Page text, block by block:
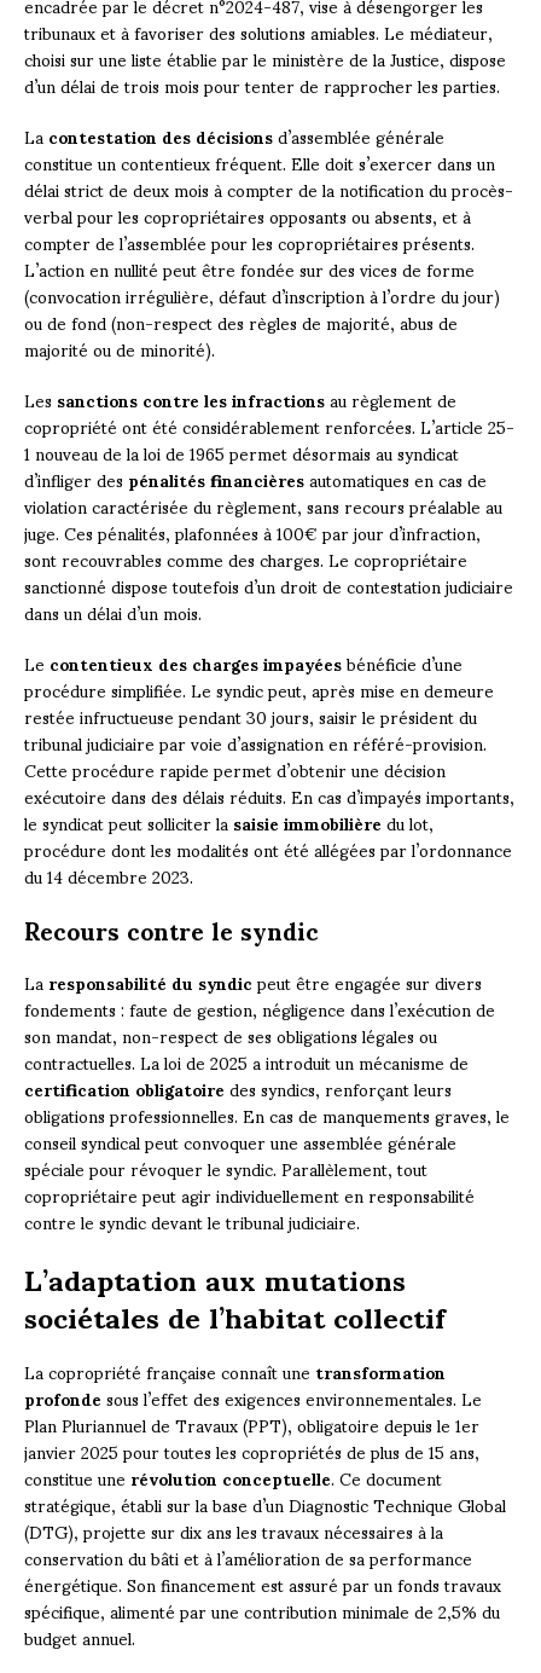
tribunaux et à favoriser des solutions amiables. Le médiateur,
choisi sur une liste établie par le ministère de la Justice, dispose
d’un délai de trois mois pour tenter de rapprocher les parties.
Lacontestation des décisionsd’assemblée générale
constitue un contentieux fréquent. Elle doit s’exercer dans un
délai strict de deux mois à compter de la notification du procès-
verbal pour les copropriétaires opposants ou absents, et à
compter de l’assemblée pour les copropriétaires présents.
L’action en nullité peut être fondée sur des vices de forme
(convocation irrégulière, défaut d’inscription à l’ordre du jour)
ou de fond (non-respect des règles de majorité, abus de
majorité ou de minorité).
Lessanctions contre les infractionsau règlement de
copropriété ont été considérablement renforcées. L’article 25-
1 nouveau de la loi de 1965 permet désormais au syndicat
d’infliger despénalités financièresautomatiques en cas de
violation caractérisée du règlement, sans recours préalable au
juge. Ces pénalités, plafonnées à 100€ par jour d’infraction,
sont recouvrables comme des charges. Le copropriétaire
sanctionné dispose toutefois d’un droit de contestation judiciaire
dans un délai d’un mois.
Lecontentieux des charges impayéesbénéficie d’une
procédure simplifiée. Le syndic peut, après mise en demeure
restée infructueuse pendant 30 jours, saisir le président du
tribunal judiciaire par voie d’assignation en référé-provision.
Cette procédure rapide permet d’obtenir une décision
exécutoire dans des délais réduits. En cas d’impayés importants,
le syndicat peut solliciter lasaisie immobilièredu lot,
procédure dont les modalités ont été allégées par l’ordonnance
du 14 décembre 2023.
Recours contre le syndic
Laresponsabilité du syndicpeut être engagée sur divers
fondements : faute de gestion, négligence dans l’exécution de
son mandat, non-respect de ses obligations légales ou
contractuelles. La loi de 2025 a introduit un mécanisme de
certification obligatoiredes syndics, renforçant leurs
obligations professionnelles. En cas de manquements graves, le
conseil syndical peut convoquer une assemblée générale
spéciale pour révoquer le syndic. Parallèlement, tout
copropriétaire peut agir individuellement en responsabilité
contre le syndic devant le tribunal judiciaire.
L’adaptation aux mutations
sociétales de l’habitat collectif
La copropriété française connaît unetransformation
profondesous l’effet des exigences environnementales. Le
Plan Pluriannuel de Travaux (PPT), obligatoire depuis le 1er
janvier 2025 pour toutes les copropriétés de plus de 15 ans,
constitue unerévolution conceptuelle. Ce document
stratégique, établi sur la base d’un Diagnostic Technique Global
(DTG), projette sur dix ans les travaux nécessaires à la
conservation du bâti et à l’amélioration de sa performance
énergétique. Son financement est assuré par un fonds travaux
spécifique, alimenté par une contribution minimale de 2,5% du
budget annuel.